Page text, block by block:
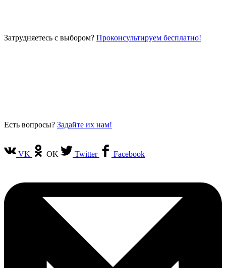
Затрудняетесь с выбором? Проконсультируем бесплатно!
Есть вопросы? Задайте их нам!
VK OK Twitter Facebook